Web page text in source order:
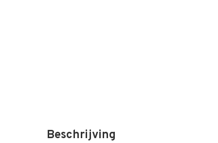
Beschrijving